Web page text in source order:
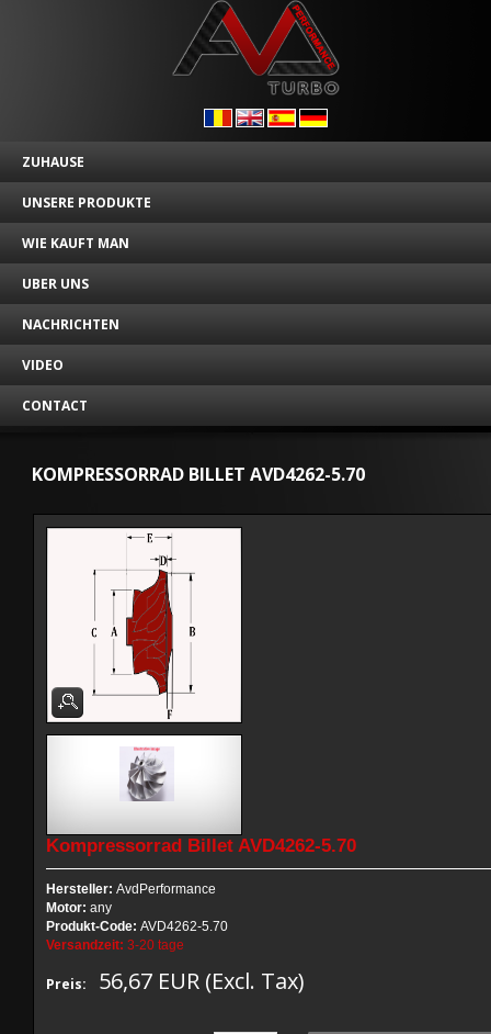
ZUHAUSE
UNSERE PRODUKTE
WIE KAUFT MAN
UBER UNS
NACHRICHTEN
VIDEO
CONTACT
KOMPRESSORRAD BILLET AVD4262-5.70
Kompressorrad Billet AVD4262-5.70
Hersteller: AvdPerformance
Motor: any
Produkt-Code: AVD4262-5.70
Versandzeit: 3-20 tage
Preis: 56,67 EUR (Excl. Tax)